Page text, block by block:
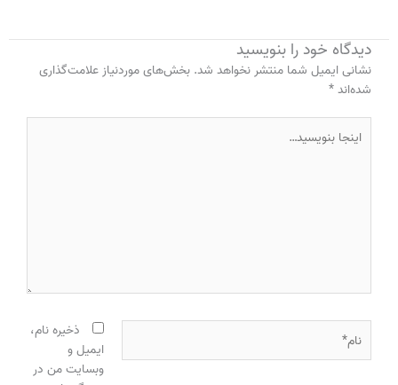
دیدگاه‌ خود را بنویسید
نشانی ایمیل شما منتشر نخواهد شد. بخش‌های موردنیاز علامت‌گذاری
شده‌اند*
بنویسید…
ذخیره نام،
ایمیل و
وبسایت من در